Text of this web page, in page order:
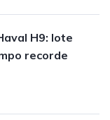
H9: lote
recorde